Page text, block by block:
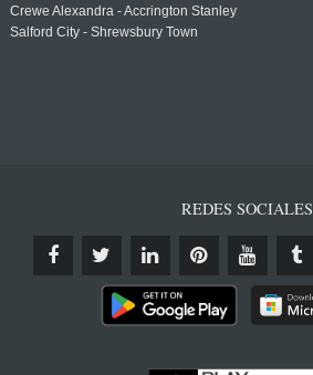
Crewe Alexandra - Accrington Stanley
Salford City - Shrewsbury Town
REDES SOCIALES